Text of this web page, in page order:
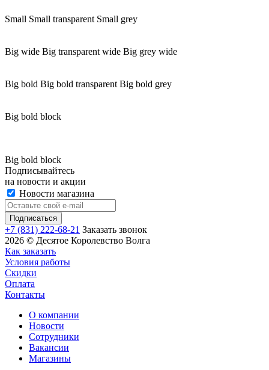
Small Small transparent Small grey
Big wide Big transparent wide Big grey wide
Big bold Big bold transparent Big bold grey
Big bold block
Big bold block
Подписывайтесь
на новости и акции
Новости магазина
+7 (831) 222-68-21 Заказать звонок
2026 © Десятое Королевство Волга
Как заказать
Условия работы
Скидки
Оплата
Контакты
О компании
Новости
Сотрудники
Вакансии
Магазины